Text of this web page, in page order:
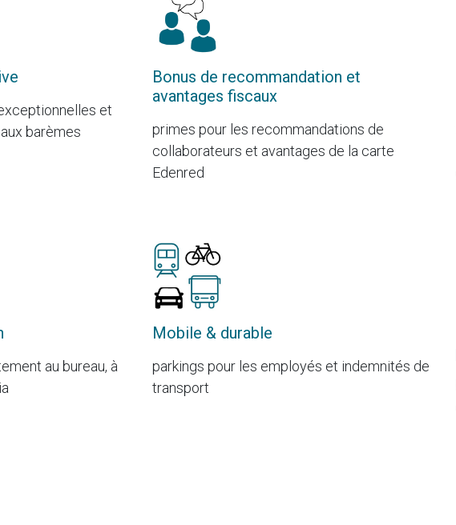
et
barèmes
Bonus de recommandation et
avantages fiscaux
primes pour les recommandations de
collaborateurs et avantages de la carte
Edenred
au bureau, à
Mobile & durable
parkings pour les employés et indemnités de
transport